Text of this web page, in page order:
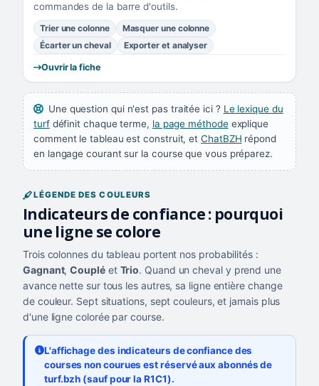
commandes de la barre d'outils.
Trier une colonne
Masquer une colonne
Écarter un cheval
Exporter et analyser
Ouvrir la fiche
Une question qui n'est pas traitée ici ? Le lexique du
turfdéfinit chaque terme, la page méthodeexplique
comment le tableau est construit, etChatBZH répond
en langage courant sur la course que vous préparez.
LÉGENDE DES COULEURS
Indicateurs de confiance : pourquoi
une ligne se colore
Trois colonnes du tableau portent nos probabilités :
Gagnant,Coupléet Trio. Quand un cheval y prend une
avance nette sur tous les autres, sa ligne entière change
de couleur. Sept situations, sept couleurs, et jamais plus
d'une ligne colorée par course.
L'affichage des indicateurs de confiance des
courses non courues est réservé aux abonnés de
turf.bzh (sauf pour la R1C1).